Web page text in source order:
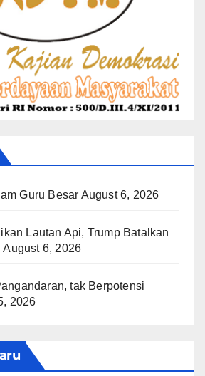
Guru Besar August 6, 2026
Lautan Api, Trump Batalkan
August 6, 2026
tak Berpotensi
2026